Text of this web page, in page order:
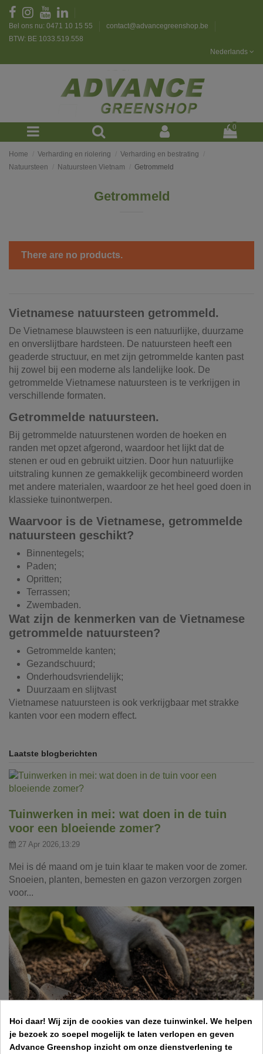
Bel ons nu: 0471 10 15 55
contact@advancegreenshop.be
BTW: BE 1033.519.558
Nederlands
0
Home Verharding en riolering
Verharding en bestrating
Natuursteen
Natuursteen Vietnam Getrommeld
Getrommeld
There are no products.
Vietnamese natuursteen getrommeld.
De Vietnamese blauwsteen is een natuurlijke, duurzame
en onverslijtbare hardsteen. De natuursteen heeft een
geaderde structuur, en met zijn getrommelde kanten past
hij zowel bij een moderne als landelijke look. De
getrommelde Vietnamese natuursteen is te verkrijgen in
verschillende formaten.
Getrommelde natuursteen.
Bij getrommelde natuurstenen worden de hoeken en
randen met opzet afgerond, waardoor het lijkt dat de
stenen er oud en gebruikt uitzien. Door hun natuurlijke
uitstraling kunnen ze gemakkelijk gecombineerd worden
met andere materialen, waardoor ze het heel goed doen in
klassieke tuinontwerpen.
Waarvoor is de Vietnamese, getrommelde
natuursteen geschikt?
Binnentegels;
Paden;
Opritten;
Terrassen;
Zwembaden.
Wat zijn de kenmerken van de Vietnamese
getrommelde natuursteen?
Getrommelde kanten;
Gezandschuurd;
Onderhoudsvriendelijk;
Duurzaam en slijtvast
Vietnamese natuursteen is ook verkrijgbaar met strakke
kanten voor een modern effect.
Laatste blogberichten
Tuinwerken in mei: wat doen in de tuin
voor een bloeiende zomer?
27 Apr 2026,13:29
Mei is dé maand om je tuin klaar te maken voor de zomer.
Snoeien, planten, bemesten en gazon verzorgen zorgen
voor...
Hoi daar! Wij zijn de cookies van deze tuinwinkel. We helpen
je bezoek zo soepel mogelijk te laten verlopen en geven
Advance Greenshop inzicht om onze dienstverlening te